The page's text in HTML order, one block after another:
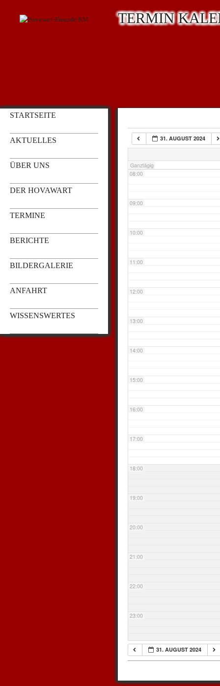
STARTSEITE
AKTUELLES
ÜBER UNS
DER HOVAWART
TERMINE
BERICHTE
BILDERGALERIE
ANFAHRT
WISSENSWERTES
TERMIN
31. AUGUST 2024
Ganztägig
03:00
07:00
08:00
09:00
10:00
11:00
12:00
13:00
14:00
15:00
16:00
17:00
18:00
19:00
20:00
21:00
22:00
23:00
31. AUGUST 2024